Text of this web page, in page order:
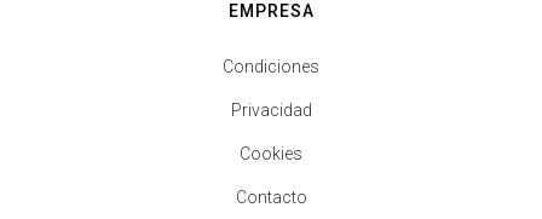
EMPRESA
Condiciones
Privacidad
Cookies
Contacto